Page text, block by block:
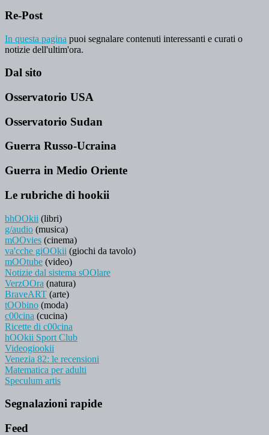
Re-Post
In questa pagina puoi segnalare contenuti interessanti e curati o
notizie dell'ultim'ora.
Dal sito
Osservatorio USA
Osservatorio Sudan
Guerra Russo-Ucraina
Guerra in Medio Oriente
Le rubriche di hookii
bhOOkii (libri)
g/audio (musica)
mOOvies (cinema)
va'cche giOOkii (giochi da tavolo)
mOOtube (video)
Notizie dal sistema sOOlare
VerzOOra (natura)
BraveART (arte)
tOObino (moda)
c00cina (cucina)
Ricette di c00cina
hOOkii Sport Club
Videogiookii
Venezia 82: le recensioni
Matematica per adulti
Speculum artis
Segnalazioni rapide
Feed